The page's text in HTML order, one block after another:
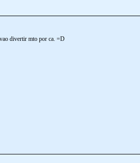
divertir mto por ca. =D